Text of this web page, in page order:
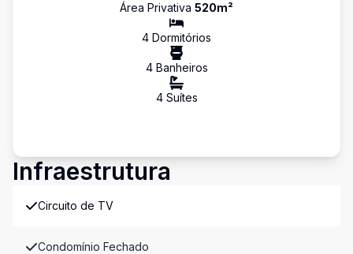
Área Privativa 520m²
4 Dormitórios
4Banheiros
4Suítes
Infraestrutura
Circuito de TV
Condomínio Fechado